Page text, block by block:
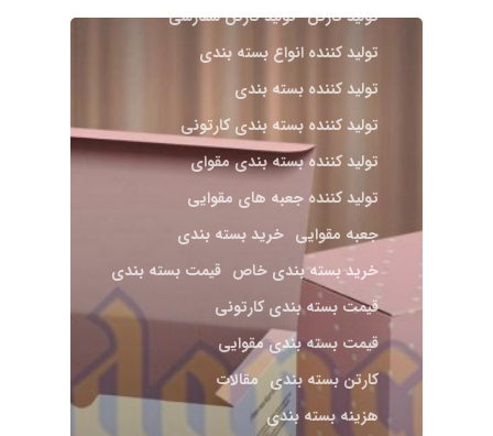
تولید کارتن تولید کارتن سفارشی
تولید کننده انواع بسته بندی
تولید کننده بسته بندی
تولید کننده بسته بندی کارتونی
تولید کننده بسته بندی مقوای
تولید کننده جعبه های مقوایی
جعبه مقوایی خرید بسته بندی
خرید بسته بندی خاص قیمت بسته بندی
قیمت بسته بندی کارتونی
قیمت بسته بندی مقوایی
کارتن بسته بندی مقالات
هزینه بسته بندی